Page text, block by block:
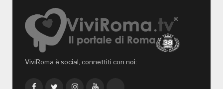
ViviRoma è social, connettiti con noi:
FacebookTwitterInstagramYouTube